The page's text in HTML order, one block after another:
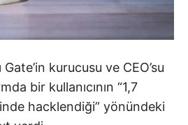
kurucusu ve CEO’su
bir kullanıcının “1,7
hacklendiği” yönündeki